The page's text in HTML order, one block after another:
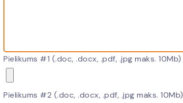
Pielikums #1 (.doc, .docx, .pdf, .jpg maks. 10Mb)
Pielikums #2 (.doc, .docx, .pdf, .jpg maks. 10Mb)